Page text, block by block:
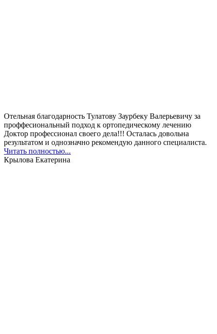
Отельная благодарность Тулатову Заурбеку Валерьевичу за
проффесиональный подход к ортопедическому лечению
Доктор профессионал своего дела!!! Осталась довольна
результатом и однозначно рекомендую данного специалиста.
Читать полностью...
Крылова Екатерина